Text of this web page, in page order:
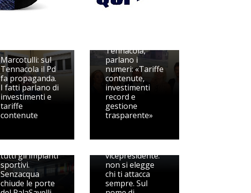
Marcotulli: sul
Tennacola il Pd
fa propaganda.
I fatti parlano di
investimenti e
tariffe
contenute
Tennacola,
parlano i
numeri: «Tariffe
contenute,
investimenti
record e
gestione
trasparente»
tutti gli impianti
sportivi.
Senzacqua
chiude le porte
spegne il fuoco
vicepresidente:
non si elegge
chi ti attacca
sempre. Sul